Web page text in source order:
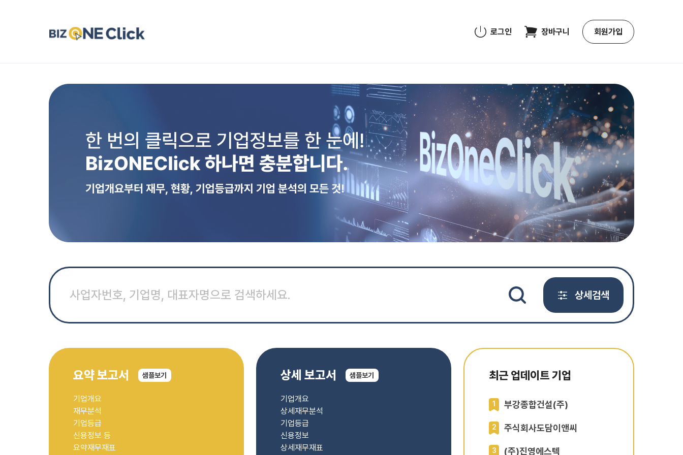
로그인 장바구니 회원가입
상세검색
요약 보고서 샘플보기
기업개요
재무분석
기업등급
신용정보 등
요약재무재표
상세 보고서 샘플보기
기업개요
상세재무분석
기업등급
신용정보
상세재무재표
최근 업데이트 기업
1 부강종합건설(주)
2 주식회사도담이앤씨
3 (주)진영에스텍